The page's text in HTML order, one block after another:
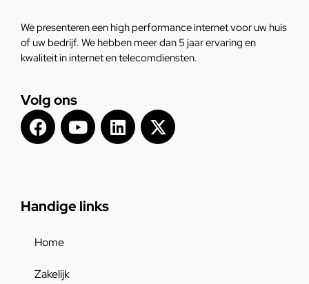
We presenteren een high performance internet voor uw huis
of uw bedrijf. We hebben meer dan 5 jaar ervaring en
kwaliteit in internet en telecomdiensten.
Volg ons
Handige links
Home
Zakelijk